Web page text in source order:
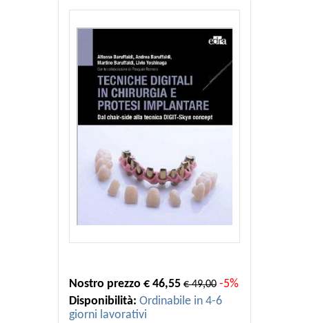
Nostro prezzo € 46,55 € 49,00 -5%
Disponibilità: Ordinabile in 4-6
giorni lavorativi